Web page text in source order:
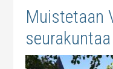
Muistetaan
seurakuntaa